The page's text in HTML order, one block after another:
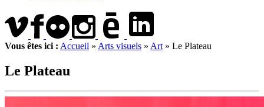
Vous êtes ici : Accueil » Arts visuels » Art » Le Plateau
Le Plateau